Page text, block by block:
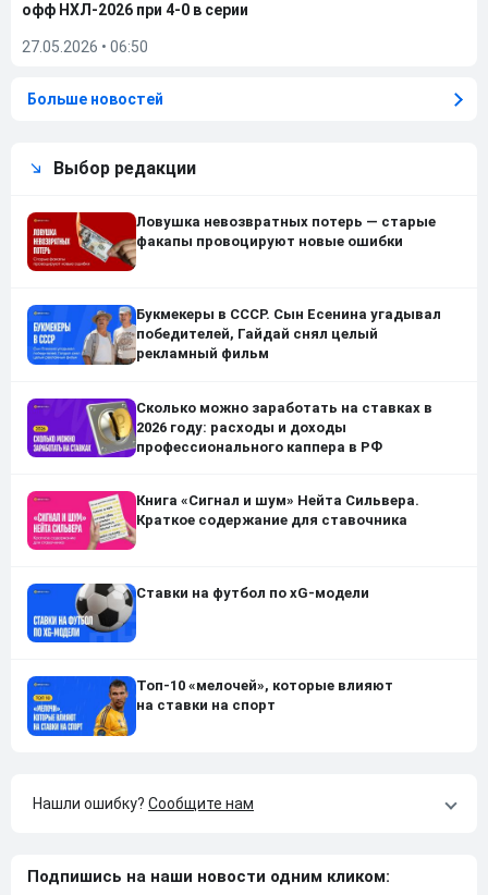
офф НХЛ-2026 при 4-0 в серии
27.05.2026 • 06:50
Больше новостей
Выбор редакции
Ловушка невозвратных потерь — старые
факапы провоцируют новые ошибки
Букмекеры в СССР. Сын Есенина угадывал
победителей, Гайдай снял целый
рекламный фильм
Сколько можно заработать на ставках в
2026 году: расходы и доходы
профессионального каппера в РФ
Книга «Сигнал и шум» Нейта Сильвера.
Краткое содержание для ставочника
Ставки на футбол по xG-модели
Топ-10 «мелочей», которые влияют
на ставки на спорт
Нашли ошибку? Сообщите нам
Подпишись на наши новости одним кликом: